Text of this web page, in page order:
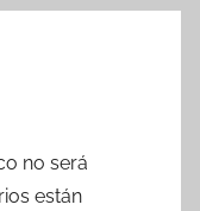
no será
están